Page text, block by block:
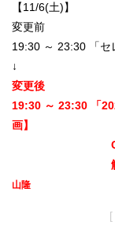
【11/6(土)】
変更前
19:30 ～ 23:30 「セ
↓
変更後
19:30 ～ 23:30 「
画】
CS1stステー
解説：濱中
山隆